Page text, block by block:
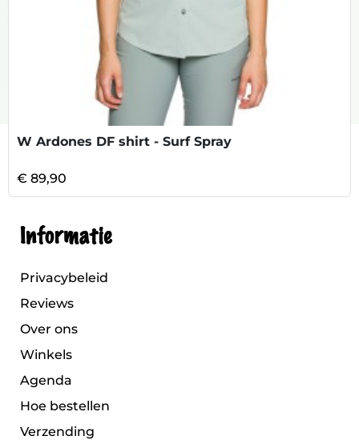
W Ardones DF shirt - Surf Spray
€ 89,90
Informatie
Privacybeleid
Reviews
Over ons
Winkels
Agenda
Hoe bestellen
Verzending